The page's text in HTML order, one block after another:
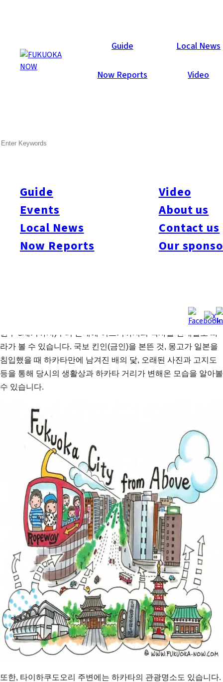
Guide Local News
Now Reports Video
Guide
Events
Local News
Now Reports
Video
About us
Contact us
Our
Now Reports
하카타역에서 하카타항 방면으로 곧게 뻗은 약 2km의 타이하쿠
도오리. 편도 4차선으로 후쿠오카 시내에서도 특히 넓은 도로입
니다. 타이하쿠도오리라는 애칭은 유서 깊은 하카타의 큰길을 의
미합니다. 1969년 후쿠오카 시제 시행 80주년을 기념하여 붙여
졌습니다. 도요토미 히데토시가 시행한 도시계획 다이코마치와
타의 역사를 소개하는 모뉴먼트가 20곳 정도에 설치되어 있습니
다. 하카타역에서 출발하면 야요이 시대(약 기원전 3세기에서 기
원후 3세기까지)부터 근대에 이르기까지의 역사를 연대별로 따
라가 볼 수 있습니다. 국보 킨인(금인)을 본뜬 것, 몽고가 일본을
침입했을 때 하카타만에 남겨진 배의 닻, 오래된 사진과 고지도
등을 통해 당시의 생활상과 하카타 거리가 변해온 모습을 알아볼
수 있습니다.
또한, 타이하쿠도오리 주변에는 하카타의 관광명소도 있습니다.